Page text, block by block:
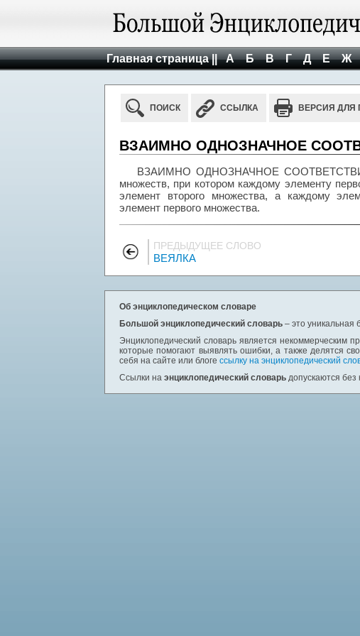
Главная страница || А Б В Г Д Е Ж
ПОИСК ССЫЛКА ВЕРСИЯ ДЛЯ
ВЗАИМНО ОДНОЗНАЧНОЕ
ВЗАИМНО ОДНОЗНАЧНОЕ СООТВЕТСТВИЕ,
множеств, при котором каждому элементу
элемент второго множества, а каждому
элемент первого множества.
ПРЕДЫДУЩЕЕ СЛОВО
ВЕЯЛКА
Об энциклопедическом словаре
Большой энциклопедический словарь – это уникальная
Энциклопедический словарь является некоммерческим
которые помогают выявлять ошибки, а также делятся
себя на сайте или блоге ссылку на энциклопедический
Ссылки на энциклопедический словарь допускаются без